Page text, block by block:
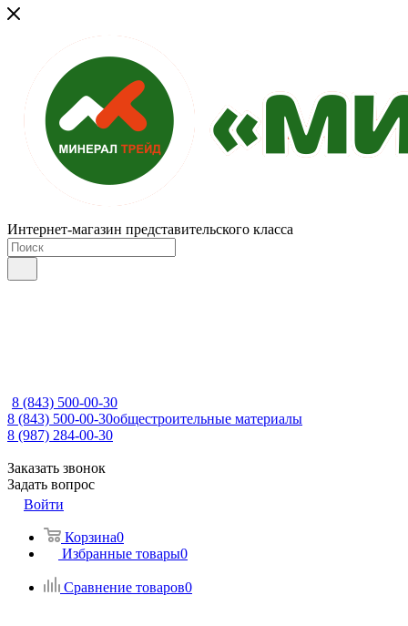
Интернет-магазин представительского класса
8 (843) 500-00-30
8 (843) 500-00-30общестроительные материалы
8 (987) 284-00-30
Заказать звонок
Задать вопрос
Войти
Корзина0
Избранные товары0
Сравнение товаров0